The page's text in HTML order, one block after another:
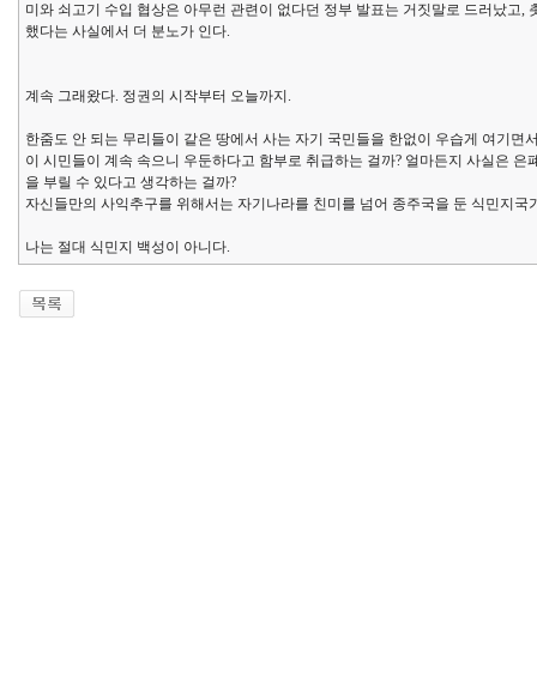
미와 쇠고기 수입 협상은 아무런 관련이 없다던 정부 발표는 거짓말로 드러났고
했다는 사실에서 더 분노가 인다.
계속 그래왔다. 정권의 시작부터 오늘까지.
한줌도 안 되는 무리들이 같은 땅에서 사는 자기 국민들을 한없이 우습게 여기
이 시민들이 계속 속으니 우둔하다고 함부로 취급하는 걸까? 얼마든지 사실은
을 부릴 수 있다고 생각하는 걸까?
자신들만의 사익추구를 위해서는 자기나라를 친미를 넘어 종주국을 둔 식민지
나는 절대 식민지 백성이 아니다.